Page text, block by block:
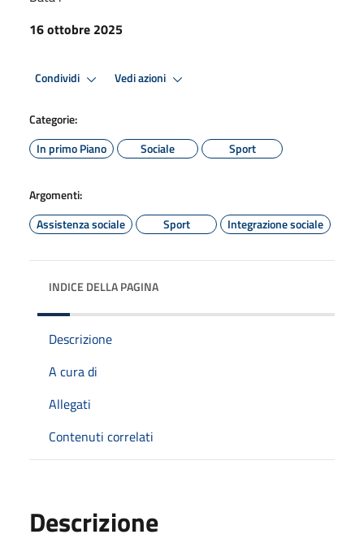
16 ottobre 2025
Condividi Vedi azioni
Categorie:
In primo Piano
Sociale Sport
Argomenti:
Assistenza sociale
Sport Integrazione sociale
INDICE DELLA PAGINA
Descrizione
A cura di
Allegati
Contenuti correlati
Descrizione